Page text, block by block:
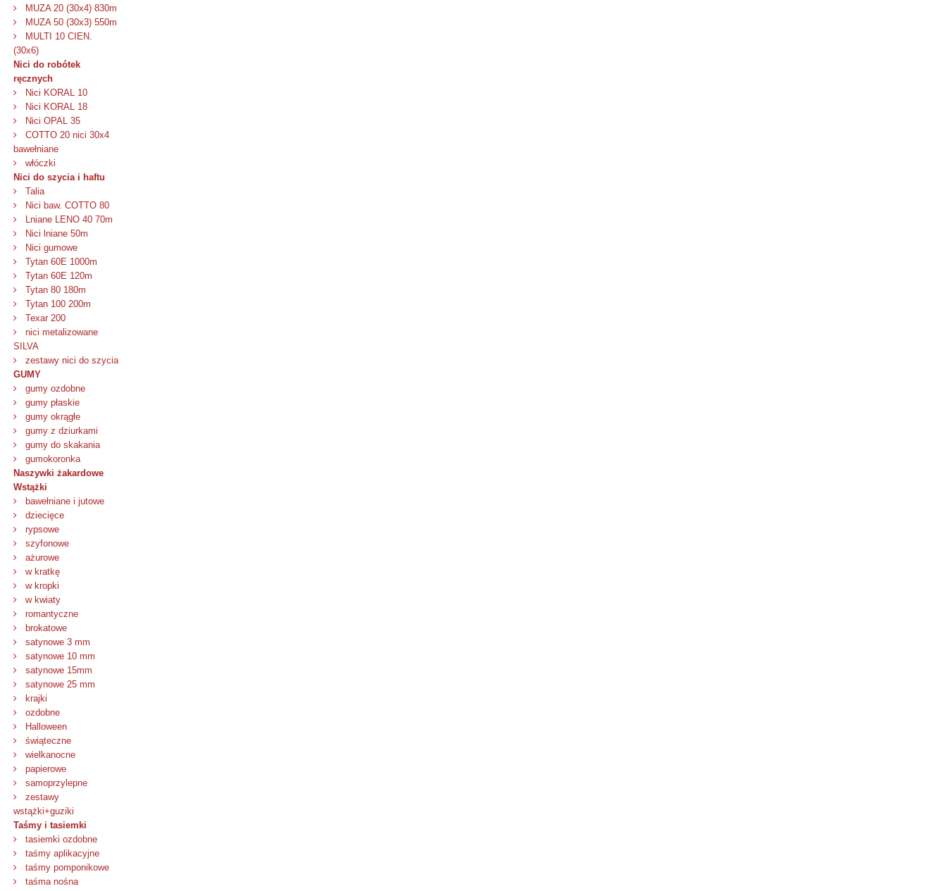
MUZA 20 (30x4) 830m
MUZA 50 (30x3) 550m
MULTI 10 CIEN.
(30x6)
Nici do robótek
ręcznych
Nici KORAL 10
Nici KORAL 18
Nici OPAL 35
COTTO 20 nici 30x4
bawełniane
włóczki
Nici do szycia i haftu
Talia
Nici baw. COTTO 80
Lniane LENO 40 70m
Nici lniane 50m
Nici gumowe
Tytan 60E 1000m
Tytan 60E 120m
Tytan 80 180m
Tytan 100 200m
Texar 200
nici metalizowane
SILVA
zestawy nici do szycia
GUMY
gumy ozdobne
gumy płaskie
gumy okrągłe
gumy z dziurkami
gumy do skakania
gumokoronka
Naszywki żakardowe
Wstążki
bawełniane i jutowe
dziecięce
rypsowe
szyfonowe
ażurowe
w kratkę
w kropki
w kwiaty
romantyczne
brokatowe
satynowe 3 mm
satynowe 10 mm
satynowe 15mm
satynowe 25 mm
krajki
ozdobne
Halloween
świąteczne
wielkanocne
papierowe
samoprzylepne
zestawy
wstążki+guziki
Taśmy i tasiemki
tasiemki ozdobne
taśmy aplikacyjne
taśmy pomponikowe
taśma nośna